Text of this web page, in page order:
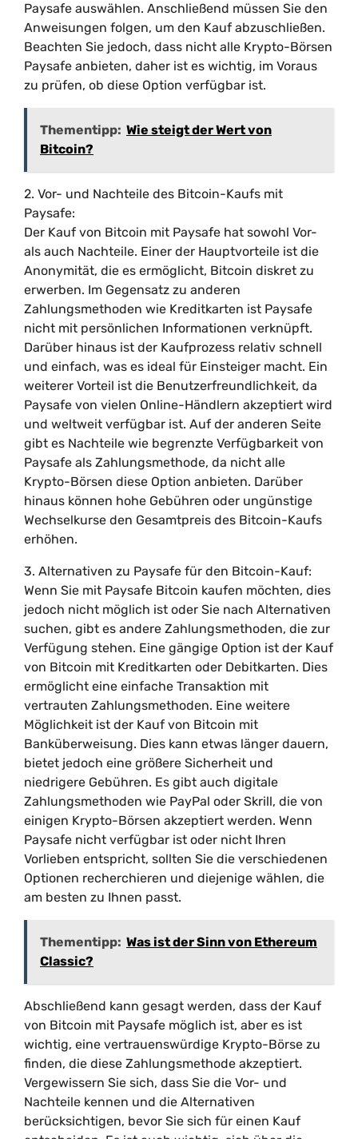
Paysafe auswählen. Anschließend müssen Sie den
Anweisungen folgen, um den Kauf abzuschließen.
Beachten Sie jedoch, dass nicht alle Krypto-Börsen
Paysafe anbieten, daher ist es wichtig, im Voraus
zu prüfen, ob diese Option verfügbar ist.
Thementipp: Wie steigt der Wert von
Bitcoin?
2. Vor- und Nachteile des Bitcoin-Kaufs mit
Paysafe:
Der Kauf von Bitcoin mit Paysafe hat sowohl Vor-
als auch Nachteile. Einer der Hauptvorteile ist die
Anonymität, die es ermöglicht, Bitcoin diskret zu
erwerben. Im Gegensatz zu anderen
Zahlungsmethoden wie Kreditkarten ist Paysafe
nicht mit persönlichen Informationen verknüpft.
Darüber hinaus ist der Kaufprozess relativ schnell
und einfach, was es ideal für Einsteiger macht. Ein
weiterer Vorteil ist die Benutzerfreundlichkeit, da
Paysafe von vielen Online-Händlern akzeptiert wird
und weltweit verfügbar ist. Auf der anderen Seite
gibt es Nachteile wie begrenzte Verfügbarkeit von
Paysafe als Zahlungsmethode, da nicht alle
Krypto-Börsen diese Option anbieten. Darüber
hinaus können hohe Gebühren oder ungünstige
Wechselkurse den Gesamtpreis des Bitcoin-Kaufs
erhöhen.
3. Alternativen zu Paysafe für den Bitcoin-Kauf:
Wenn Sie mit Paysafe Bitcoin kaufen möchten, dies
jedoch nicht möglich ist oder Sie nach Alternativen
suchen, gibt es andere Zahlungsmethoden, die zur
Verfügung stehen. Eine gängige Option ist der Kauf
von Bitcoin mit Kreditkarten oder Debitkarten. Dies
ermöglicht eine einfache Transaktion mit
vertrauten Zahlungsmethoden. Eine weitere
Möglichkeit ist der Kauf von Bitcoin mit
Banküberweisung. Dies kann etwas länger dauern,
bietet jedoch eine größere Sicherheit und
niedrigere Gebühren. Es gibt auch digitale
Zahlungsmethoden wie PayPal oder Skrill, die von
einigen Krypto-Börsen akzeptiert werden. Wenn
Paysafe nicht verfügbar ist oder nicht Ihren
Vorlieben entspricht, sollten Sie die verschiedenen
Optionen recherchieren und diejenige wählen, die
am besten zu Ihnen passt.
Thementipp: Was ist der Sinn von Ethereum
Classic?
Abschließend kann gesagt werden, dass der Kauf
von Bitcoin mit Paysafe möglich ist, aber es ist
wichtig, eine vertrauenswürdige Krypto-Börse zu
finden, die diese Zahlungsmethode akzeptiert.
Vergewissern Sie sich, dass Sie die Vor- und
Nachteile kennen und die Alternativen
berücksichtigen, bevor Sie sich für einen Kauf